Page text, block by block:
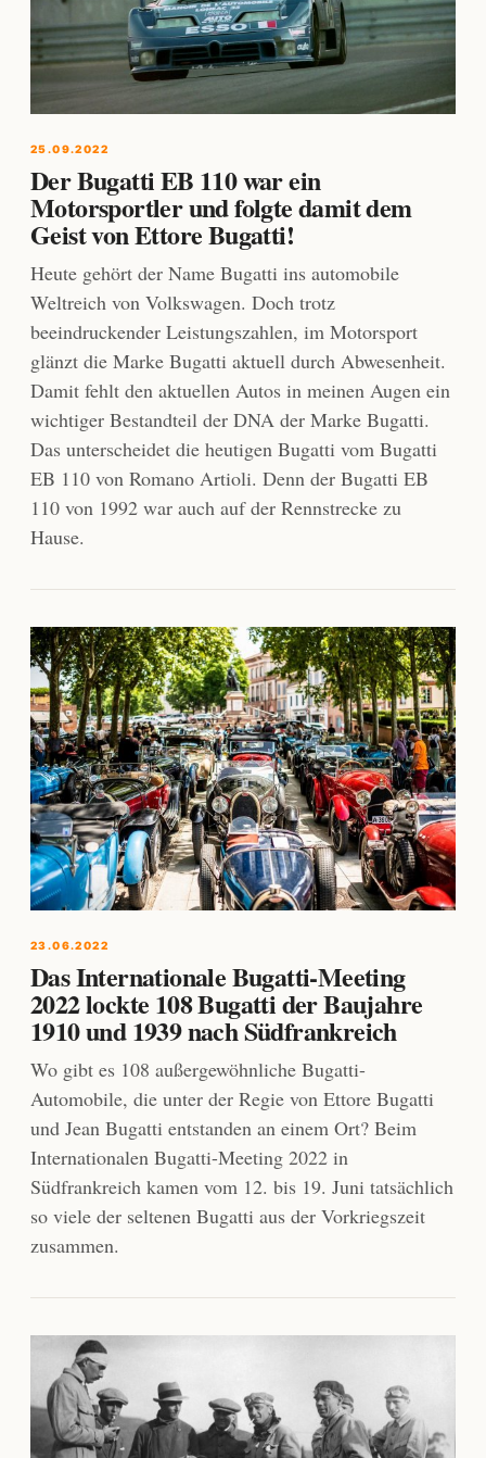
25.09.2022
Der Bugatti EB 110 war ein
Motorsportler und folgte damit dem
Geist von Ettore Bugatti!
Heute gehört der Name Bugatti ins automobile
Weltreich von Volkswagen. Doch trotz
beeindruckender Leistungszahlen, im Motorsport
glänzt die Marke Bugatti aktuell durch Abwesenheit.
Damit fehlt den aktuellen Autos in meinen Augen ein
wichtiger Bestandteil der DNA der Marke Bugatti.
Das unterscheidet die heutigen Bugatti vom Bugatti
EB 110 von Romano Artioli. Denn der Bugatti EB
110 von 1992 war auch auf der Rennstrecke zu
Hause.
23.06.2022
Das Internationale Bugatti-Meeting
2022 lockte 108 Bugatti der Baujahre
1910 und 1939 nach Südfrankreich
Wo gibt es 108 außergewöhnliche Bugatti-
Automobile, die unter der Regie von Ettore Bugatti
und Jean Bugatti entstanden an einem Ort? Beim
Internationalen Bugatti-Meeting 2022 in
Südfrankreich kamen vom 12. bis 19. Juni tatsächlich
so viele der seltenen Bugatti aus der Vorkriegszeit
zusammen.